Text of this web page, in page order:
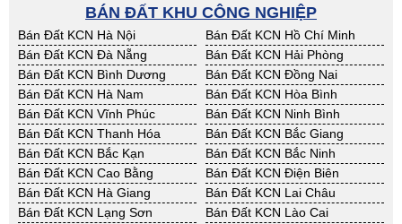
BÁN ĐẤT KHU CÔNG NGHIỆP
Bán Đất KCN Hà Nội
Bán Đất KCN Hồ Chí Minh
Bán Đất KCN Đà Nẵng
Bán Đất KCN Hải Phòng
Bán Đất KCN Bình Dương
Bán Đất KCN Đồng Nai
Bán Đất KCN Hà Nam
Bán Đất KCN Hòa Bình
Bán Đất KCN Vĩnh Phúc
Bán Đất KCN Ninh Bình
Bán Đất KCN Thanh Hóa
Bán Đất KCN Bắc Giang
Bán Đất KCN Bắc Kạn
Bán Đất KCN Bắc Ninh
Bán Đất KCN Cao Bằng
Bán Đất KCN Điện Biên
Bán Đất KCN Hà Giang
Bán Đất KCN Lai Châu
Bán Đất KCN Lạng Sơn
Bán Đất KCN Lào Cai